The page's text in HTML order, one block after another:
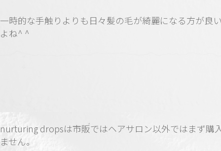
一時的な手触りよりも日々髪の毛が綺麗になる方が良
よね^ ^
nurturing dropsは市販ではヘアサロン以外ではまず購
ません。